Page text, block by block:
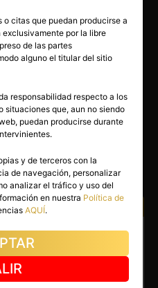
(Alicante)
(3)
Hombres
capital.
seductores y
Benidorm.
o citas que puedan producirse a
por la libre
de las partes
alguno el titular del sitio
responsabilidad respecto a los
situaciones que, aun no siendo
puedan producirse durante
y de terceros con la
de navegación, personalizar
analizar el tráfico y uso del
en nuestra Política de
AQUÍ.